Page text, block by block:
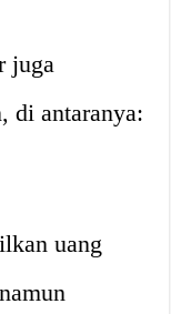
juga
di antaranya:
uang